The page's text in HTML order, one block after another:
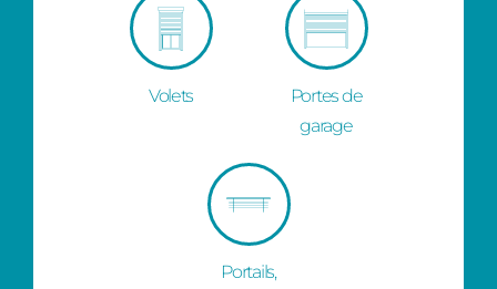
Volets
Portes de
garage
Portails,